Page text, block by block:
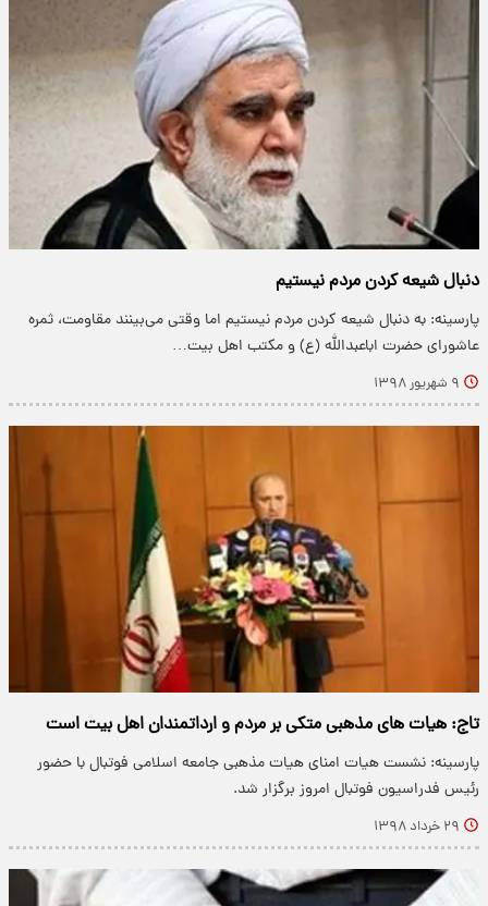
دنبال شیعه کردن مردم نیستیم
پارسینه: به دنبال شیعه کردن مردم نیستیم اما وقتی می‌بینند مقاومت، ثمره
عاشورای حضرت اباعبدالله (ع) و مکتب اهل بیت…
۹ شهریور ۱۳۹۸
تاج: هیات های مذهبی متکی بر مردم و ارداتمندان اهل بیت است
پارسینه: نشست هیات امنای هیات مذهبی جامعه اسلامی فوتبال با حضور
رئیس فدراسیون فوتبال امروز برگزار شد.
۲۹ خرداد ۱۳۹۸